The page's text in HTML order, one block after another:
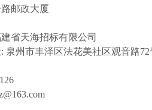
邮政大厦
省天海招标有限公司
泉州市丰泽区法花美社区观音路